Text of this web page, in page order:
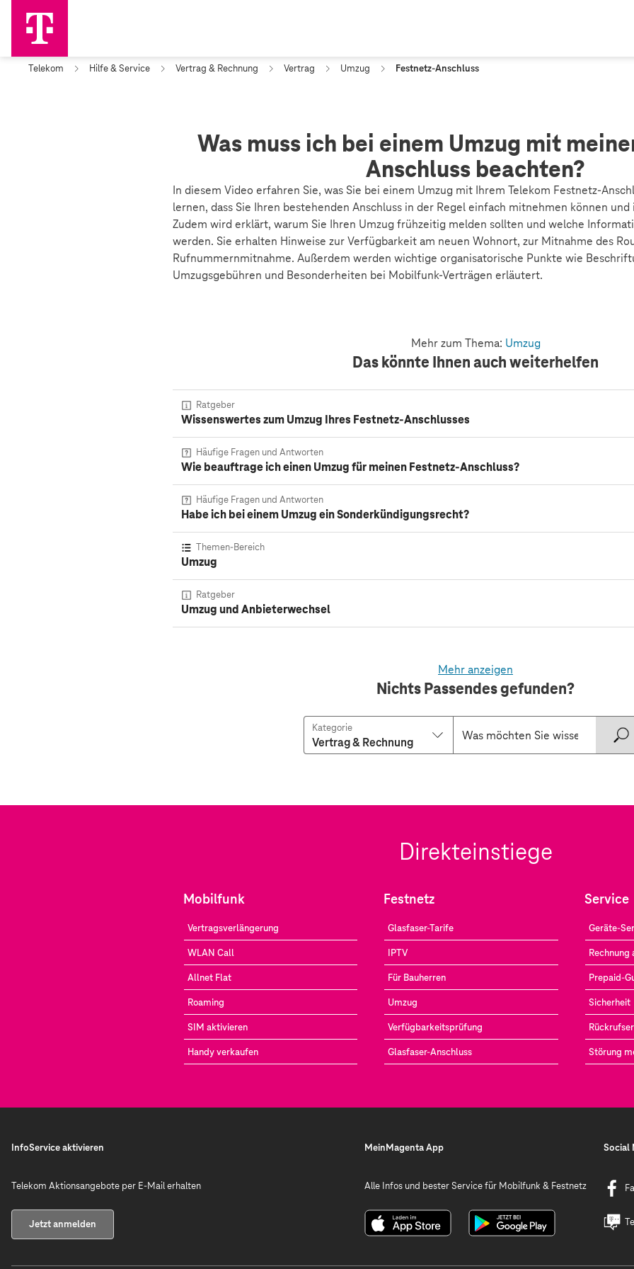
Telekom Hilfe & Service Vertrag & Rechnung Vertrag Umzug Festnetz-Anschluss
Was muss ich bei einem Umzug mit
Anschluss beachten?
In diesem Video erfahren Sie, was Sie bei einem Umzug mit Ihrem Telekom Festnetz-
lernen, dass Sie Ihren bestehenden Anschluss in der Regel einfach mitnehmen können
Zudem wird erklärt, warum Sie Ihren Umzug frühzeitig melden sollten und welche
werden. Sie erhalten Hinweise zur Verfügbarkeit am neuen Wohnort, zur Mitnahme des
Rufnummernmitnahme. Außerdem werden wichtige organisatorische Punkte wie
Umzugsgebühren und Besonderheiten bei Mobilfunk-Verträgen erläutert.
Mehr zum Thema: Umzug
Das könnte Ihnen auch weiterhelfen
Ratgeber
Wissenswertes zum Umzug Ihres Festnetz-Anschlusses
Häufige Fragen und Antworten
Wie beauftrage ich einen Umzug für meinen Festnetz-Anschluss?
Häufige Fragen und Antworten
Habe ich bei einem Umzug ein Sonderkündigungsrecht?
Themen-Bereich
Umzug
Ratgeber
Umzug und Anbieterwechsel
Mehr anzeigen
Nichts Passendes gefunden?
Vertrag & Rechnung
Kategorie
Direkteinstiege
Mobilfunk
Vertragsverlängerung
WLAN Call
Allnet Flat
Roaming
SIM aktivieren
Handy verkaufen
Festnetz
Glasfaser-Tarife
IPTV
Für Bauherren
Umzug
Verfügbarkeitsprüfung
Glasfaser-Anschluss
Service
Geräte-
Rechnung
Prepaid-
Sicherheit
Störung
InfoService aktivieren
Telekom Aktionsangebote per E-Mail erhalten
Jetzt anmelden
MeinMagenta App
Alle Infos und bester Service für Mobilfunk & Festnetz
Social